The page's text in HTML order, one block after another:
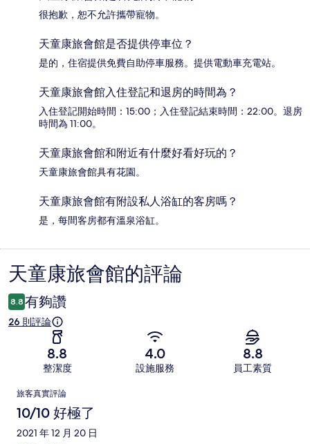
很抱歉，恕不允許攜帶寵物。
天童康旅會館是否提供停車位？
是的，住宿提供免費自助停車服務。提供電動車充電站。
天童康旅會館入住登記和退房的時間為？
入住登記開始時間：15:00；入住登記結束時間：22:00。退房
時間為 11:00。
天童康旅會館和附近有什麼好看好玩的？
天童康旅會館具有花園。
天童康旅會館有附設私人浴缸的客房嗎？
是，每間客房都有溫泉浴缸。
評
論
天童康旅會館的評論
8.8 有夠讚
26 則評論
8.8
整潔度
4.0
設施服務
8.8
員工素質
評
論
旅客真實評論
10/10 好極了
2021 年 12 月 20 日